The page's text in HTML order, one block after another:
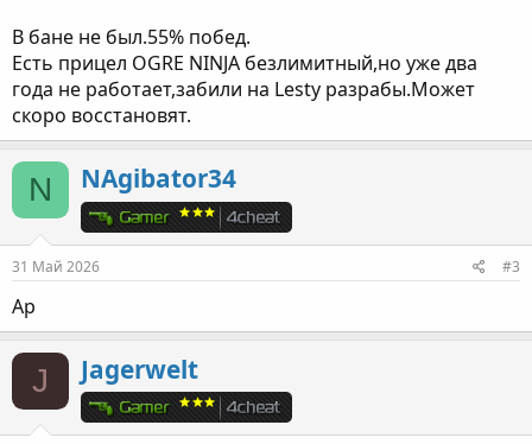
В бане не был.55% побед.
Есть прицел OGRE NINJA безлимитный,но уже два
года не работает,забили на Lesty разрабы.Может
скоро восстановят.
N NAgibator34
31 Май 2026 #3
Ap
J Jagerwelt